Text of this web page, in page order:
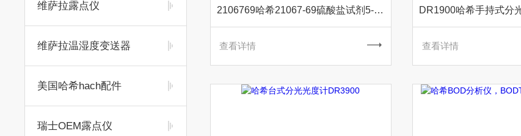
维萨拉露点仪
维萨拉温湿度变送器
美国哈希hach配件
瑞士OEM露点仪
2106769哈希21067-69硫酸盐试剂5-70mg/L
查看详情 查看详情